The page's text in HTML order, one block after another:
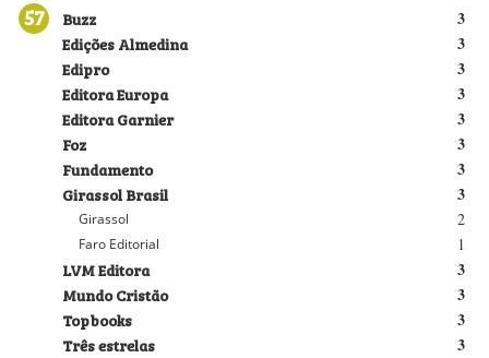
57 3
Buzz
3
Edições Almedina
3
Edipro
3
Editora Europa
3
Editora Garnier
3
Foz
3
Fundamento
3
Girassol Brasil
2
Girassol
1
Faro Editorial
3
LVM Editora
3
Mundo Cristão
3
Topbooks
3
Três estrelas